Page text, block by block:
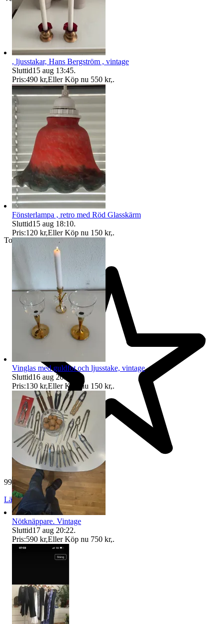
Toppsäljare
994 omdömen
Läs omdömen Följ
, ljusstakar, Hans Bergström , vintage
Sluttid15 aug 13:45.
Pris:490 kr,Eller Köp nu 550 kr,.
Fönsterlampa , retro med Röd Glasskärm
Sluttid15 aug 18:10.
Pris:120 kr,Eller Köp nu 150 kr,.
Vinglas med guldfot och ljusstake, vintage
Sluttid16 aug 20:22
Pris:130 kr,Eller Köp nu 150 kr,.
Nötknäppare. Vintage
Sluttid17 aug 20:22.
Pris:590 kr,Eller Köp nu 750 kr,.